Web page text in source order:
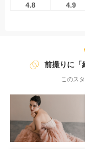
4.8 4.9
前撮りに「
このス